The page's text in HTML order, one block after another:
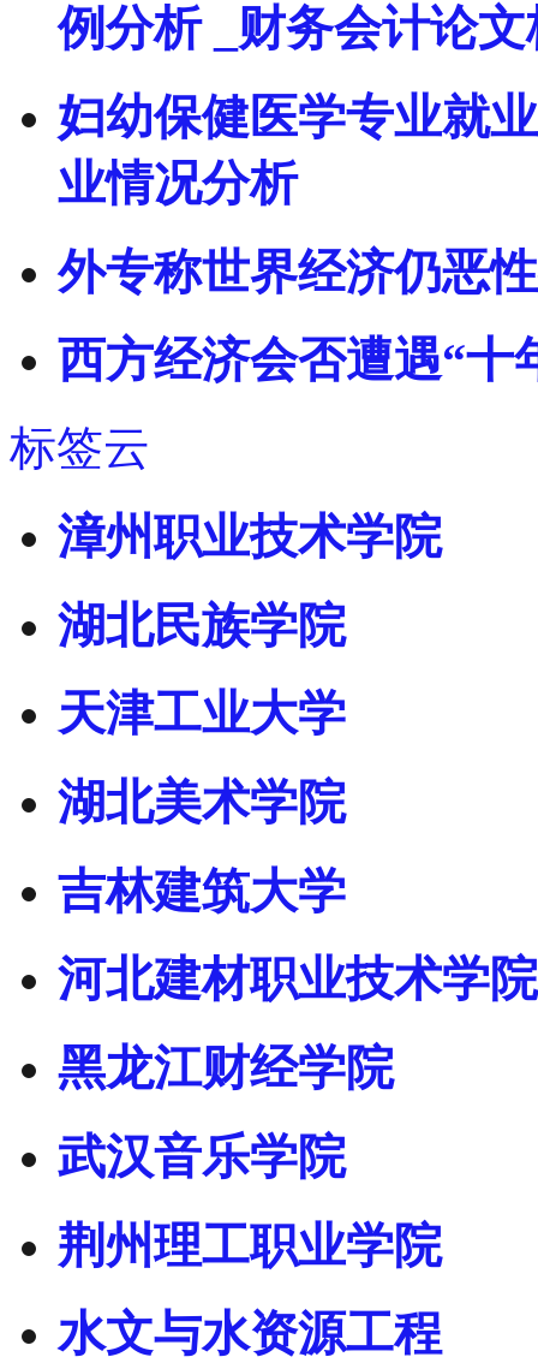
例分析 _财务会计论
妇幼保健医学专业就
业情况分析
外专称世界经济仍恶
西方经济会否遭遇“十
标签云
漳州职业技术学院
湖北民族学院
天津工业大学
湖北美术学院
吉林建筑大学
河北建材职业技术学院
黑龙江财经学院
武汉音乐学院
荆州理工职业学院
水文与水资源工程